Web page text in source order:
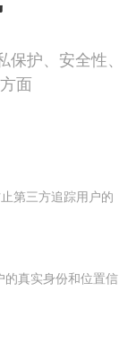
护、安全性、
面
第三方追踪用户的
的真实身份和位置信